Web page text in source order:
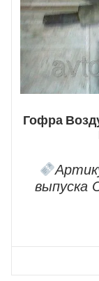
Гофра
выпуска